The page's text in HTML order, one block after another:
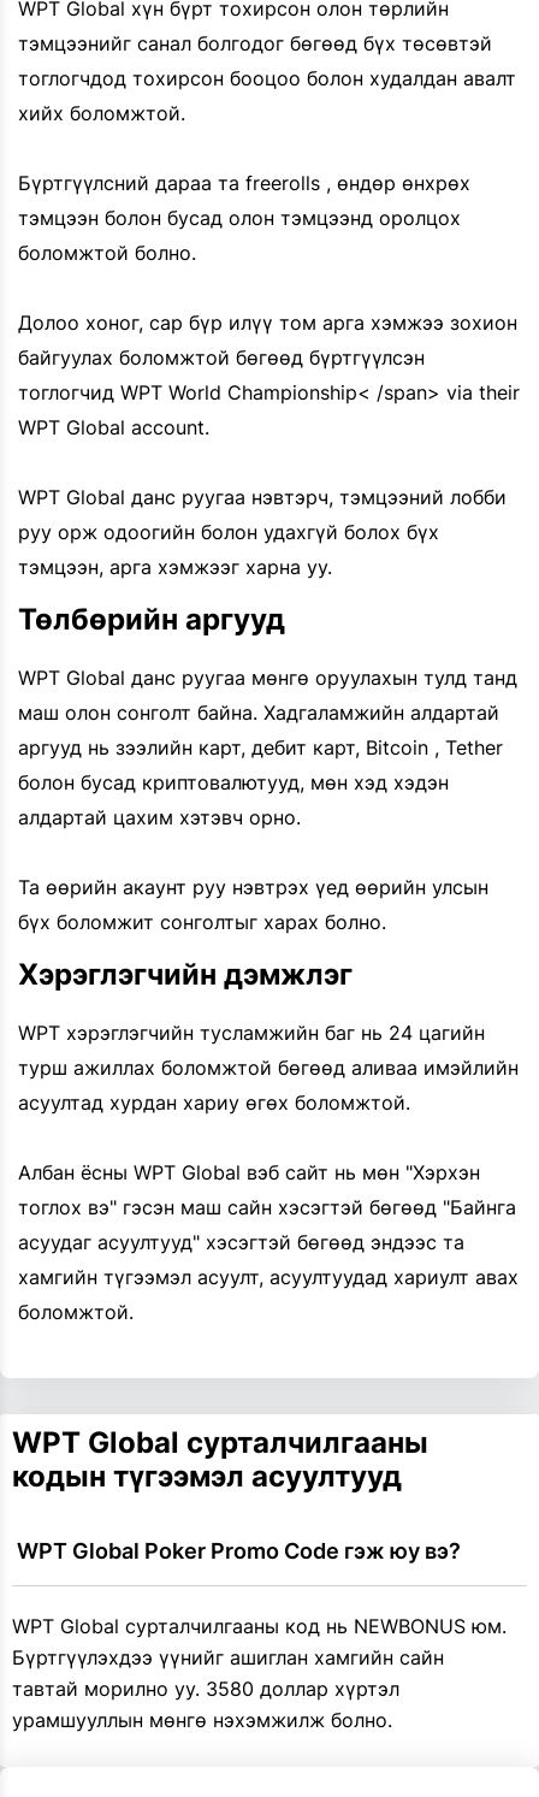
WPT Global хүн бүрт тохирсон олон төрлийн
тэмцээнийг санал болгодог бөгөөд бүх төсөвтэй
тоглогчдод тохирсон бооцоо болон худалдан авалт
хийх боломжтой.
Бүртгүүлсний дараа та freerolls , өндөр өнхрөх
тэмцээн болон бусад олон тэмцээнд оролцох
боломжтой болно.
Долоо хоног, сар бүр илүү том арга хэмжээ зохион
байгуулах боломжтой бөгөөд бүртгүүлсэн
тоглогчид WPT World Championship< /span> via their
WPT Global account.
WPT Global данс руугаа нэвтэрч, тэмцээний лобби
руу орж одоогийн болон удахгүй болох бүх
тэмцээн, арга хэмжээг харна уу.
Төлбөрийн аргууд
WPT Global данс руугаа мөнгө оруулахын тулд танд
маш олон сонголт байна. Хадгаламжийн алдартай
аргууд нь зээлийн карт, дебит карт, Bitcoin , Tether
болон бусад криптовалютууд, мөн хэд хэдэн
алдартай цахим хэтэвч орно.
Та өөрийн акаунт руу нэвтрэх үед өөрийн улсын
бүх боломжит сонголтыг харах болно.
Хэрэглэгчийн дэмжлэг
WPT хэрэглэгчийн тусламжийн баг нь 24 цагийн
турш ажиллах боломжтой бөгөөд аливаа имэйлийн
асуултад хурдан хариу өгөх боломжтой.
Албан ёсны WPT Global вэб сайт нь мөн "Хэрхэн
тоглох вэ" гэсэн маш сайн хэсэгтэй бөгөөд "Байнга
асуудаг асуултууд" хэсэгтэй бөгөөд эндээс та
хамгийн түгээмэл асуулт, асуултуудад хариулт авах
боломжтой.
WPT Global сурталчилгааны
кодын түгээмэл асуултууд
WPT Global Poker Promo Code гэж юу вэ?
WPT Global сурталчилгааны код нь NEWBONUS юм.
Бүртгүүлэхдээ үүнийг ашиглан хамгийн сайн
тавтай морилно уу. 3580 доллар хүртэл
урамшууллын мөнгө нэхэмжилж болно.